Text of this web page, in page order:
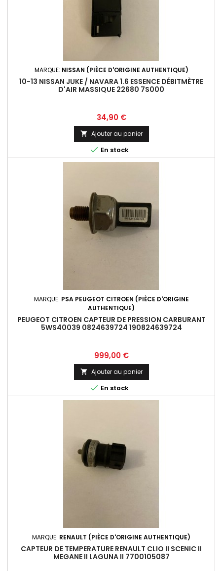
MARQUE: NISSAN (PIÈCE D'ORIGINE AUTHENTIQUE)
10-13 NISSAN JUKE / NAVARA 1.6 ESSENCE DÉBITMÈTRE
D'AIR MASSIQUE 22680 7S000
Prix
34,90 €
 Ajouter au panier
 En stock
MARQUE: PSA PEUGEOT CITROEN (PIÈCE D'ORIGINE
AUTHENTIQUE)
PEUGEOT CITROEN CAPTEUR DE PRESSION CARBURANT
5WS40039 0824639724 190824639724
Prix
999,00 €
 Ajouter au panier
 En stock
MARQUE: RENAULT (PIÈCE D'ORIGINE AUTHENTIQUE)
CAPTEUR DE TEMPERATURE RENAULT CLIO II SCENIC II
MEGANE II LAGUNA II 7700105087